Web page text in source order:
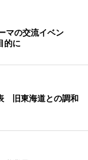
マの交流イベン
的に
旧東海道との調和